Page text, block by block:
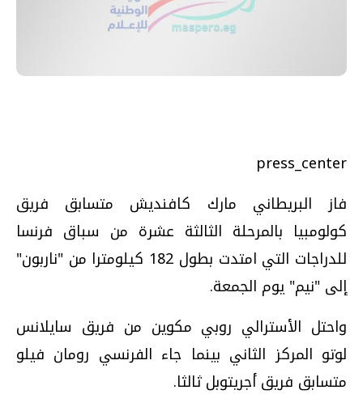
press_center
فاز البريطاني مارك كافنديش متسابق فريق
كولومبيا بالمرحلة الثالثة عشرة من سباق فرنسا
للدراجات التي امتدت بطول 182 كيلومترا من "ناربون"
إلى "نيم" يوم الجمعة.
واحتل الأسترالي روبي مكوين من فريق سايلانس
لوتو المركز الثاني بينما جاء الفرنسي رومان فيلو
متسابق فريق أجريتوبل ثالثا.